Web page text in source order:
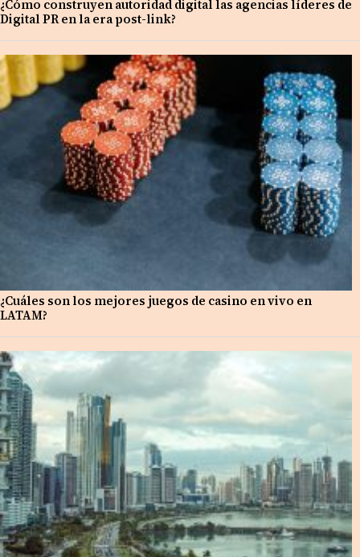
¿Cómo construyen autoridad digital las agencias líderes de
Digital PR en la era post-link?
¿Cuáles son los mejores juegos de casino en vivo en
LATAM?